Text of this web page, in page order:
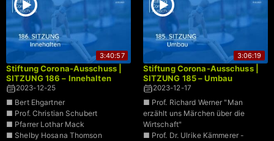
3:40:57
Stiftung Corona-Ausschuss |
SITZUNG 186 – Innehalten
2023-12-25
■ Bert Ehgartner
■ Prof. Christian Schubert
■ Pfarrer Lothar Mack
■ Shelby Hosana Thomson
3:06:19
Stiftung Corona-Ausschuss |
SITZUNG 185 – Umbau
2023-12-17
■ Prof. Richard Werner "Man
erzählt uns Märchen über die
Wirtschaft"
■ Prof. Dr. Ulrike Kämmerer -